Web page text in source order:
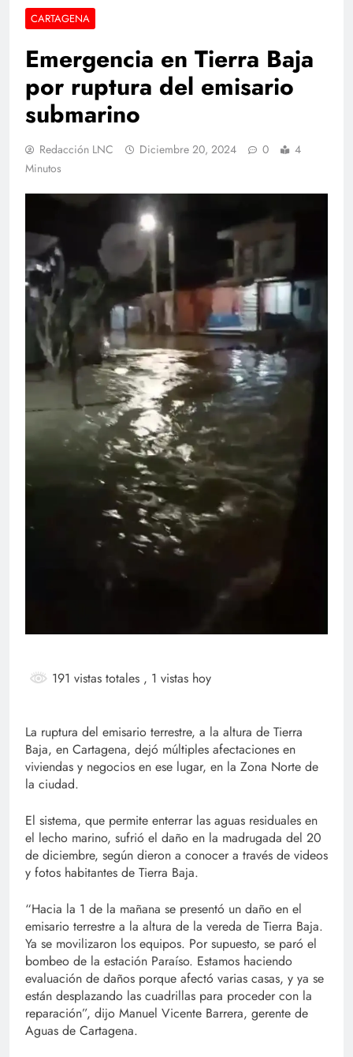
CARTAGENA
Emergencia en Tierra Baja
por ruptura del emisario
submarino
Redacción LNC Diciembre 20, 2024 0
4
Minutos
191 vistas totales , 1 vistas hoy
La ruptura del emisario terrestre, a la altura de Tierra
Baja, en Cartagena, dejó múltiples afectaciones en
viviendas y negocios en ese lugar, en la Zona Norte de
la ciudad.
El sistema, que permite enterrar las aguas residuales en
el lecho marino, sufrió el daño en la madrugada del 20
de diciembre, según dieron a conocer a través de videos
y fotos habitantes de Tierra Baja.
“Hacia la 1 de la mañana se presentó un daño en el
emisario terrestre a la altura de la vereda de Tierra Baja.
Ya se movilizaron los equipos. Por supuesto, se paró el
bombeo de la estación Paraíso. Estamos haciendo
evaluación de daños porque afectó varias casas, y ya se
están desplazando las cuadrillas para proceder con la
reparación”, dijo Manuel Vicente Barrera, gerente de
Aguas de Cartagena.